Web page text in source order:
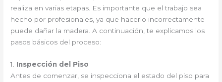
realiza en varias etapas. Es importante que el trabajo sea
hecho por profesionales, ya que hacerlo incorrectamente
puede dañar la madera. A continuación, te explicamos los
pasos básicos del proceso:
1. Inspección del Piso
Antes de comenzar, se inspecciona el estado del piso para